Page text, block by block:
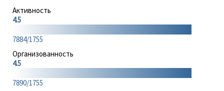
Активность
4.5
7884/1755
Организованность
4.5
7890/1755